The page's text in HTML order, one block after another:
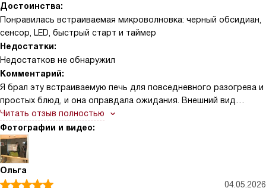
Достоинства:
Понравилась встраиваемая микроволновка: черный обсидиан,
сенсор, LED, быстрый старт и таймер
Недостатки:
Недостатков не обнаружил
Комментарий:
Я брал эту встраиваемую печь для повседневного разогрева и
простых блюд, и она оправдала ожидания. Внешний вид
строгий и сдержанный, дверца аккуратно садится в нишу,
боковая панель управления оказалась удобной — палец не
промахивается даже с мокрыми руками. Сенсорный набор
кнопок понятен на ощупь, семисегментный дисплей четко
показывает время, а LED-подсветка помогает контролировать
процесс готовки. Внутренняя камера из нержавеющей стали не
Читать отзыв полностью
Фотографии и видео:
Ольга
04.05.2026